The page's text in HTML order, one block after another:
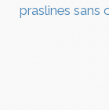
praslines sans